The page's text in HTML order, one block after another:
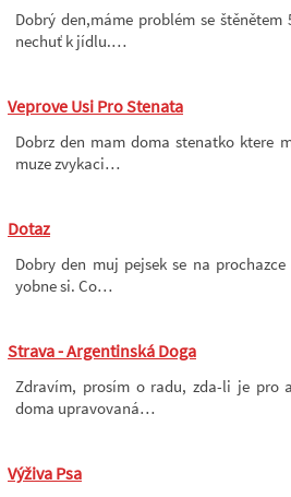
Dobrý den,máme problém se
nechuť k jídlu.…
Veprove Usi Pro Stenata
Dobrz den mam doma stenatko ktere
muze zvykaci…
Dotaz
Dobry den muj pejsek se na
yobne si. Co…
Strava - Argentinská Doga
Zdravím, prosím o radu, zda-li je pro
doma upravovaná…
Výživa Psa